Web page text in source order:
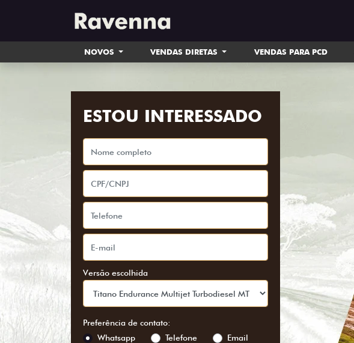
NOVOS VENDAS DIRETAS VENDAS PARA PCD
ESTOU INTERESSADO
Versão escolhida
Preferência de contato:
Whatsapp
Telefone Email